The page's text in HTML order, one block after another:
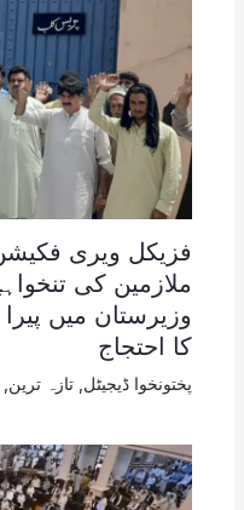
ملازمین کی
وزیرستان میں
کا احتجاج
پختونخوا ڈیجیٹل تازہ ترین